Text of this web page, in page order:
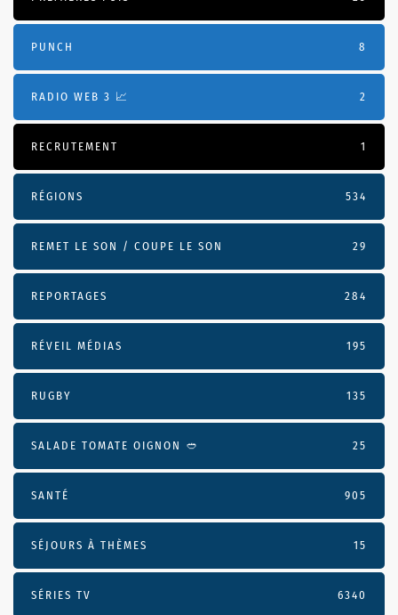
PUNCH 8
RADIO WEB 3 📈 2
RECRUTEMENT 1
RÉGIONS 534
REMET LE SON / COUPE LE SON 29
REPORTAGES 284
RÉVEIL MÉDIAS 195
RUGBY 135
SALADE TOMATE OIGNON 🥙 25
SANTÉ 905
SÉJOURS À THÈMES 15
SÉRIES TV 6340